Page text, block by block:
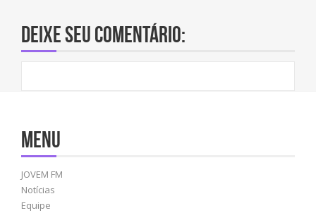
Deixe seu comentário:
Menu
JOVEM FM
Notícias
Equipe